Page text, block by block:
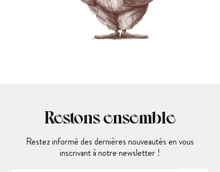
Restons ensemble
Restez informé des dernières nouveautés en vous
inscrivant à notre newsletter !